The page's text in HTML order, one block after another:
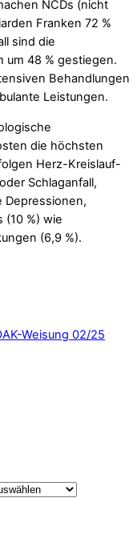
NCDs (nicht
Franken 72 %
sind die
um 48 % gestiegen.
Behandlungen
Leistungen.
die höchsten
Herz-Kreislauf-
Schlaganfall,
Depressionen,
(10 %) wie
(6,9 %).
Weisung 02/25